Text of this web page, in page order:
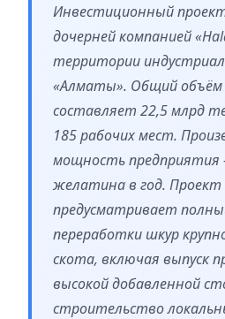
Инвестиционный
дочерней компанией
территории
«Алматы». Общий объём
составляет 22,5 млрд
185 рабочих мест.
мощность
желатина в год. Проект
предусматривает
переработки шкур
скота, включая выпуск
высокой добавленной
строительство